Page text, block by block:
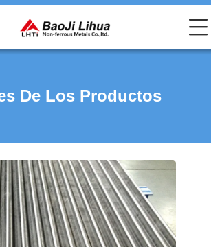
De Los Productos